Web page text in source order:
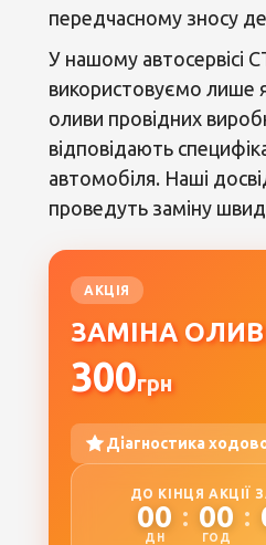
передчасному зносу
У нашому автосервісі
використовуємо лише
оливи провідних
відповідають
автомобіля. Наші
проведуть заміну
АКЦІЯ
ЗАМІНА
300грн
Діагностика
ДО КІНЦЯ АКЦІЇ
00
ДН
: 00
ГОД
: